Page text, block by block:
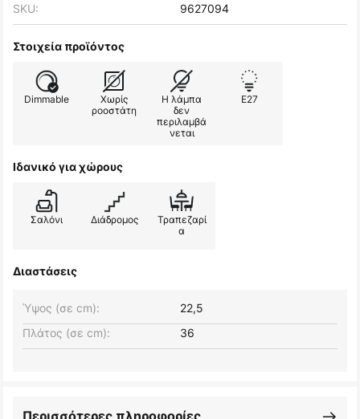
SKU:
9627094
Στοιχεία προϊόντος
Dimmable
Χωρίς
ροοστάτη
Η λάμπα
δεν
περιλαμβά
νεται
E27
Ιδανικό για χώρους
Σαλόνι Διάδρομος
Τραπεζαρί
α
Διαστάσεις
Πλάτος (σε cm): 36
Ύψος (σε cm): 22,5